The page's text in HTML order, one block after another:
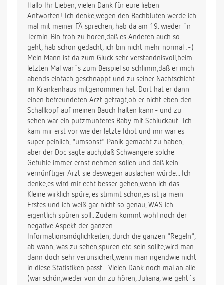
Hallo Ihr Lieben, vielen Dank für eure lieben
Antworten! Ich denke,wegen den Bachblüten werde ich
mal mit meiner FÄ sprechen, hab da am 19. wieder ´n
Termin. Bin froh zu hören,daß es Anderen auch so
geht, hab schon gedacht, ich bin nicht mehr normal :-)
Mein Mann ist da zum Glück sehr verständnisvoll,beim
letzten Mal war´s zum Beispiel so schlimm,daß er mich
abends einfach geschnappt und zu seiner Nachtschicht
im Krankenhaus mitgenommen hat. Dort hat er dann
einen befreundeten Arzt gefragt,ob er nicht eben den
Schallkopf auf meinen Bauch halten kann - und zu
sehen war ein putzmunteres Baby mit Schluckauf...Ich
kam mir erst vor wie der letzte Idiot und mir war es
super peinlich, "umsonst" Panik gemacht zu haben,
aber der Doc sagte auch,daß Schwangere solche
Gefühle immer ernst nehmen sollen und daß kein
vernünftiger Arzt sie deswegen auslachen würde... Ich
denke,es wird mir echt besser gehen,wenn ich das
Kleine wirklich spüre, es stimmt schon,es ist ja mein
Erstes und ich weiß gar nicht so genau, WAS ich
eigentlich spüren soll...Zudem kommt wohl noch der
negative Aspekt der ganzen
Informationsmöglichkeiten, durch die ganzen "Regeln",
ab wann, was zu sehen,spüren etc. sein sollte,wird man
dann doch sehr verunsichert,wenn man irgendwie nicht
in diese Statistiken passt... Vielen Dank noch mal an alle
(war schön,wieder von dir zu hören, Juliana, wie geht´s